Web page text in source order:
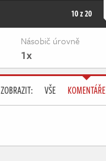
10 z 20
Násobič úrovně
1x
ZOBRAZIT: VŠE KOMENTÁŘE